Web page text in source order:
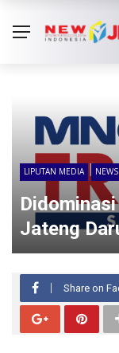
LIPUTAN MEDIA NEWS
Jateng
Share on